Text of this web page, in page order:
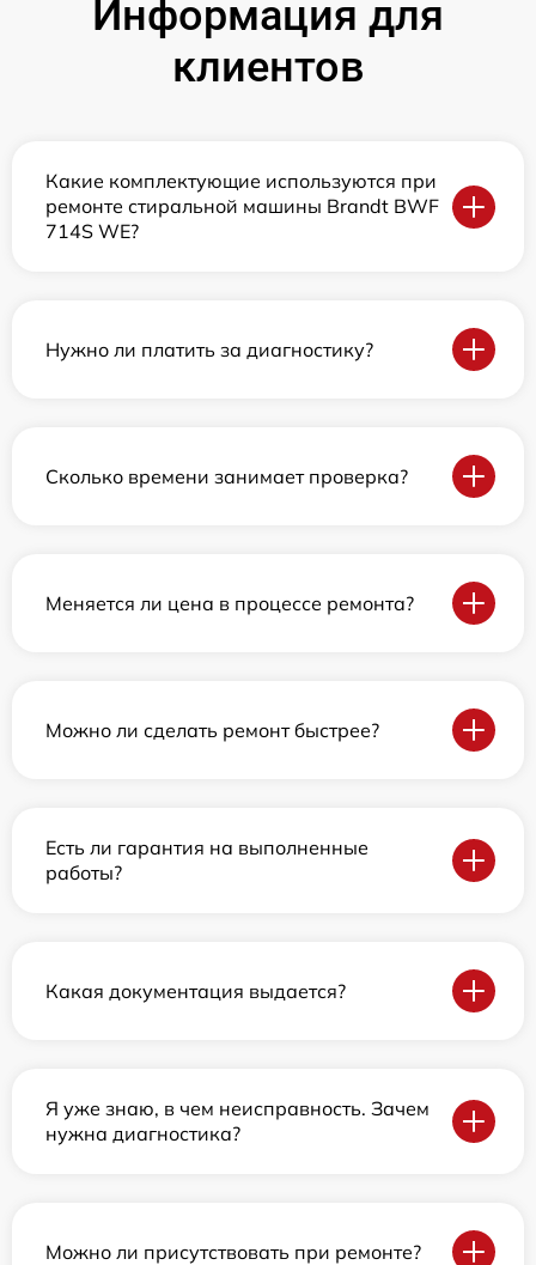
Информация для
клиентов
Какие комплектующие используются при
ремонте стиральной машины Brandt BWF
714S WE?
Нужно ли платить за диагностику?
Сколько времени занимает проверка?
Меняется ли цена в процессе ремонта?
Можно ли сделать ремонт быстрее?
Есть ли гарантия на выполненные
работы?
Какая документация выдается?
Я уже знаю, в чем неисправность. Зачем
нужна диагностика?
Можно ли присутствовать при ремонте?